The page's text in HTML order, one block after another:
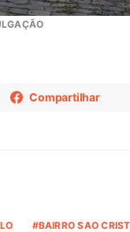
Compartilhar
BAIRRO SAO